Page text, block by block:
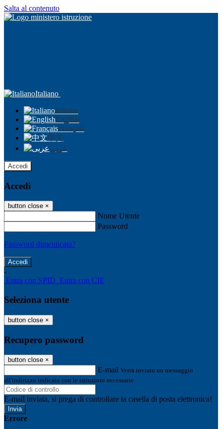
Salta al contenuto
Italiano
Italiano
English
Français
中文
عربى
Accedi
Accedi
button close ×
Nome Utente
Password
Password dimenticata?
-
Entra con SPID Entra con CIE
Seleziona utente
button close ×
Recupero password
button close ×
E-mail Verrà inviato un messaggio
all'indirizzo indicato con le istruzioni necessarie.
E-mail inviata, si prega di controllare la casella di posta elettronica!
Errore